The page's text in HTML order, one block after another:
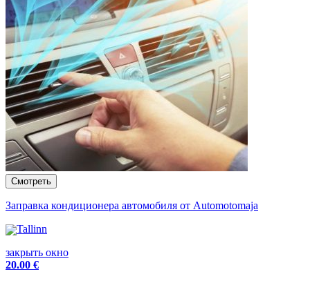
Заправка кондиционера автомобиля от Automotomaja
Tallinn
закрыть окно
20.00 €